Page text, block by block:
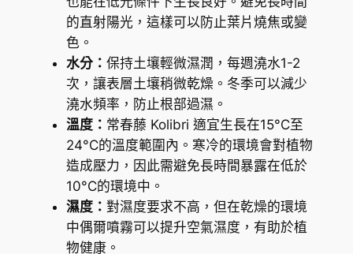
的直射陽光，這樣可以防止葉片燒焦或變
色。
水分： 保持土壤輕微濕潤，每週澆水1-2
次，讓表層土壤稍微乾燥。冬季可以減少
澆水頻率，防止根部過濕。
溫度： 常春藤 Kolibri 適宜生長在15°C至
24°C的溫度範圍內。寒冷的環境會對植物
造成壓力，因此需避免長時間暴露在低於
10°C的環境中。
濕度： 對濕度要求不高，但在乾燥的環境
中偶爾噴霧可以提升空氣濕度，有助於植
物健康。